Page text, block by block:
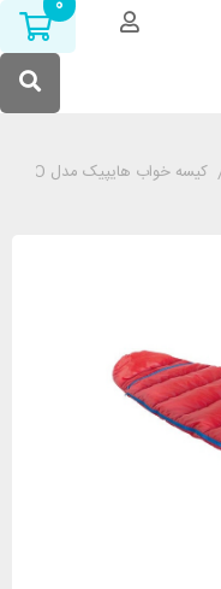
کیسه خواب هایپیک مدل HIGH PEAK TEMBO VARIO